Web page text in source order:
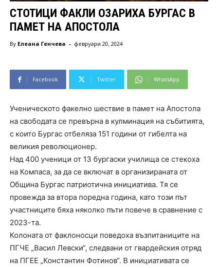
СТОТИЦИ ФАКЛИ ОЗАРИХА БУРГАС В
ПАМЕТ НА АПОСТОЛА
By Елеана Генчева - февруари 20, 2024
Facebook Twitter WhatsApp
Ученическото факелно шествие в памет на Апостола
на свободата се превърна в кулминация на събитията,
с които Бургас отбеляза 151 години от гибелта на
великия революционер.
Над 400 ученици от 13 бургаски училища се стекоха
на Компаса, за да се включат в организираната от
Община Бургас патриотична инициатива. Тя се
провежда за втора поредна година, като този път
участниците бяха няколко пъти повече в сравнение с
2023-та.
Колоната от факлоносци поведоха възпитаниците на
ПГЧЕ „Васил Левски“, следвани от гвардейския отряд
на ПГЕЕ „Константин Фотинов“. В инициативата се